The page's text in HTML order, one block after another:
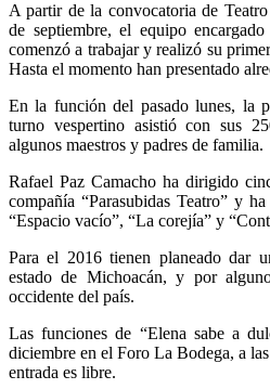
A partir de la convocatoria de
de septiembre, el equipo
comenzó a trabajar y realizó su
Hasta el momento han presentado
En la función del pasado lunes, la
turno vespertino asistió con sus
algunos maestros y padres de familia.
Rafael Paz Camacho ha dirigido
compañía “Parasubidas Teatro” y
“Espacio vacío”, “La corejía” y
Para el 2016 tienen planeado dar
estado de Michoacán, y por
occidente del país.
Las funciones de “Elena sabe a
diciembre en el Foro La Bodega, a
entrada es libre.